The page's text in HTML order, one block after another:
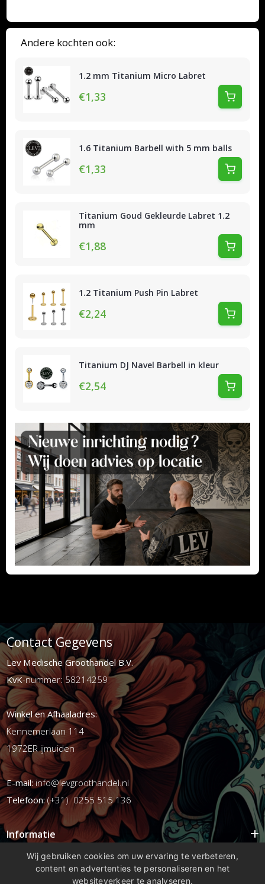
Andere kochten ook:
1.2 mm Titanium Micro Labret
€1,33
1.6 Titanium Barbell with 5 mm balls
€1,33
Titanium Goud Gekleurde Labret 1.2
mm
€1,88
1.2 Titanium Push Pin Labret
€2,24
Titanium DJ Navel Barbell in kleur
€2,54
Contact Gegevens
Lev Medische Groothandel B.V.
KvK-nummer: 58214259
Winkel en Afhaaladres:
Kennemerlaan 114
1972ER ijmuiden
E-mail:info@levgroothandel.nl
Telefoon:(+31) 0255 515 136
Informatie
Mijn account
Wij gebruiken cookies om uw ervaring te verbeteren,
content en advertenties te personaliseren en het
websiteverkeer te analyseren.